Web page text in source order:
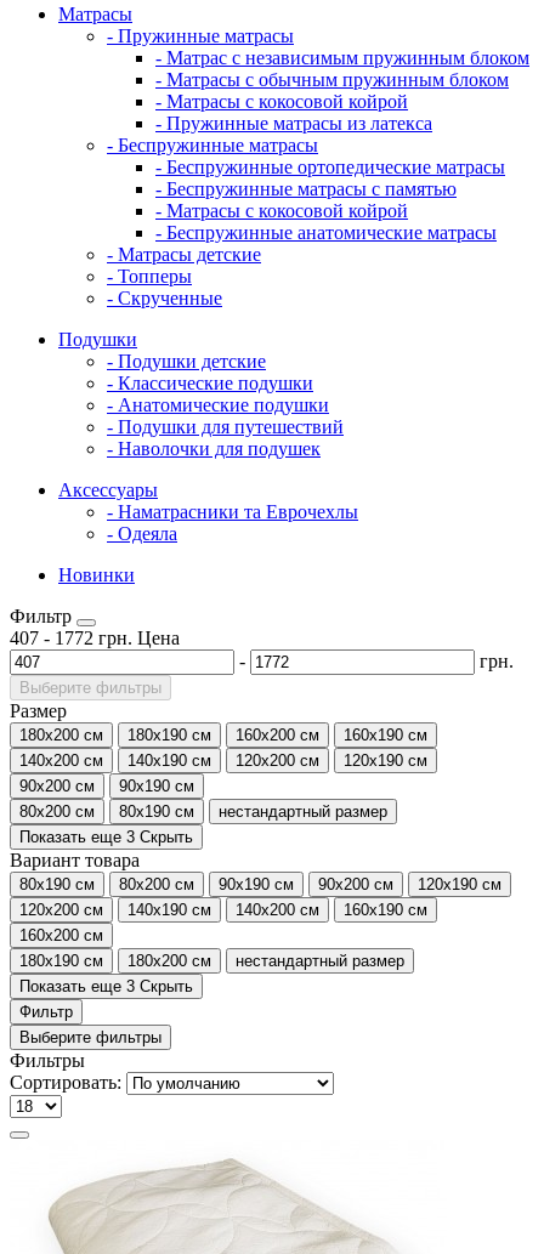
Матрасы
- Пружинные матрасы
- Матрас с независимым пружинным блоком
- Матрасы с обычным пружинным блоком
- Матрасы с кокосовой койрой
- Пружинные матрасы из латекса
- Беспружинные матрасы
- Беспружинные ортопедические матрасы
- Беспружинные матрасы с памятью
- Матрасы с кокосовой койрой
- Беспружинные анатомические матрасы
- Матрасы детские
- Топперы
- Скрученные
Подушки
- Подушки детские
- Классические подушки
- Анатомические подушки
- Подушки для путешествий
- Наволочки для подушек
Аксессуары
- Наматрасники та Еврочехлы
- Одеяла
Новинки
Фильтр
407 - 1772 грн. Цена
-
грн.
Выберите фильтры
Размер
180x200 см 180x190 см 160x200 см
160x190 см
140x200 см
140x190 см 120x200 см
120x190 см
90x200 см
90x190 см
80x200 см
80x190 см
нестандартный размер
Показать еще 3 Скрыть
Вариант товара
80x190 см 80x200 см 90x190 см 90x200 см
120x190 см
120x200 см
140x190 см 140x200 см
160x190 см
160x200 см
180x190 см
180x200 см
нестандартный размер
Показать еще 3 Скрыть
Фильтр
Выберите фильтры
Фильтры
Сортировать: